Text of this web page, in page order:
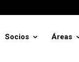
Socios Áreas